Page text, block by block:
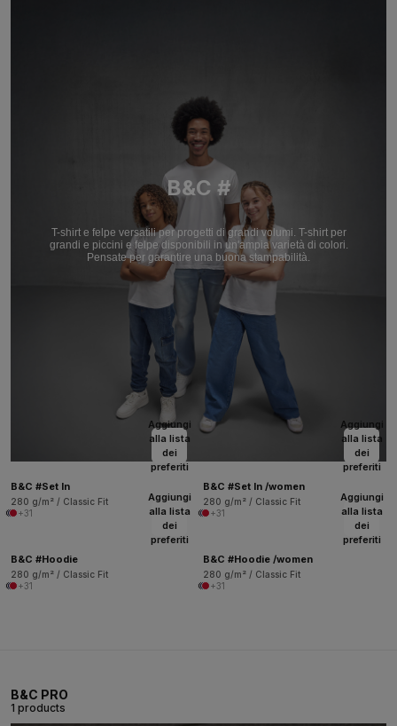
B&C #
T-shirt e felpe versatili per progetti di grandi volumi. T-shirt per
grandi e piccini e felpe disponibili in un'ampia varietà di colori.
Pensate per garantire una buona stampabilità.
Aggiungi
alla lista
dei
preferiti
B&C #Set In
280 g/m² / Classic Fit
+31
Aggiungi
alla lista
dei
preferiti
B&C #Set In /women
280 g/m² / Classic Fit
+31
Aggiungi
alla lista
dei
preferiti
B&C #Hoodie
280 g/m² / Classic Fit
+31
Aggiungi
alla lista
dei
preferiti
B&C #Hoodie /women
280 g/m² / Classic Fit
+31
B&C PRO
1 products